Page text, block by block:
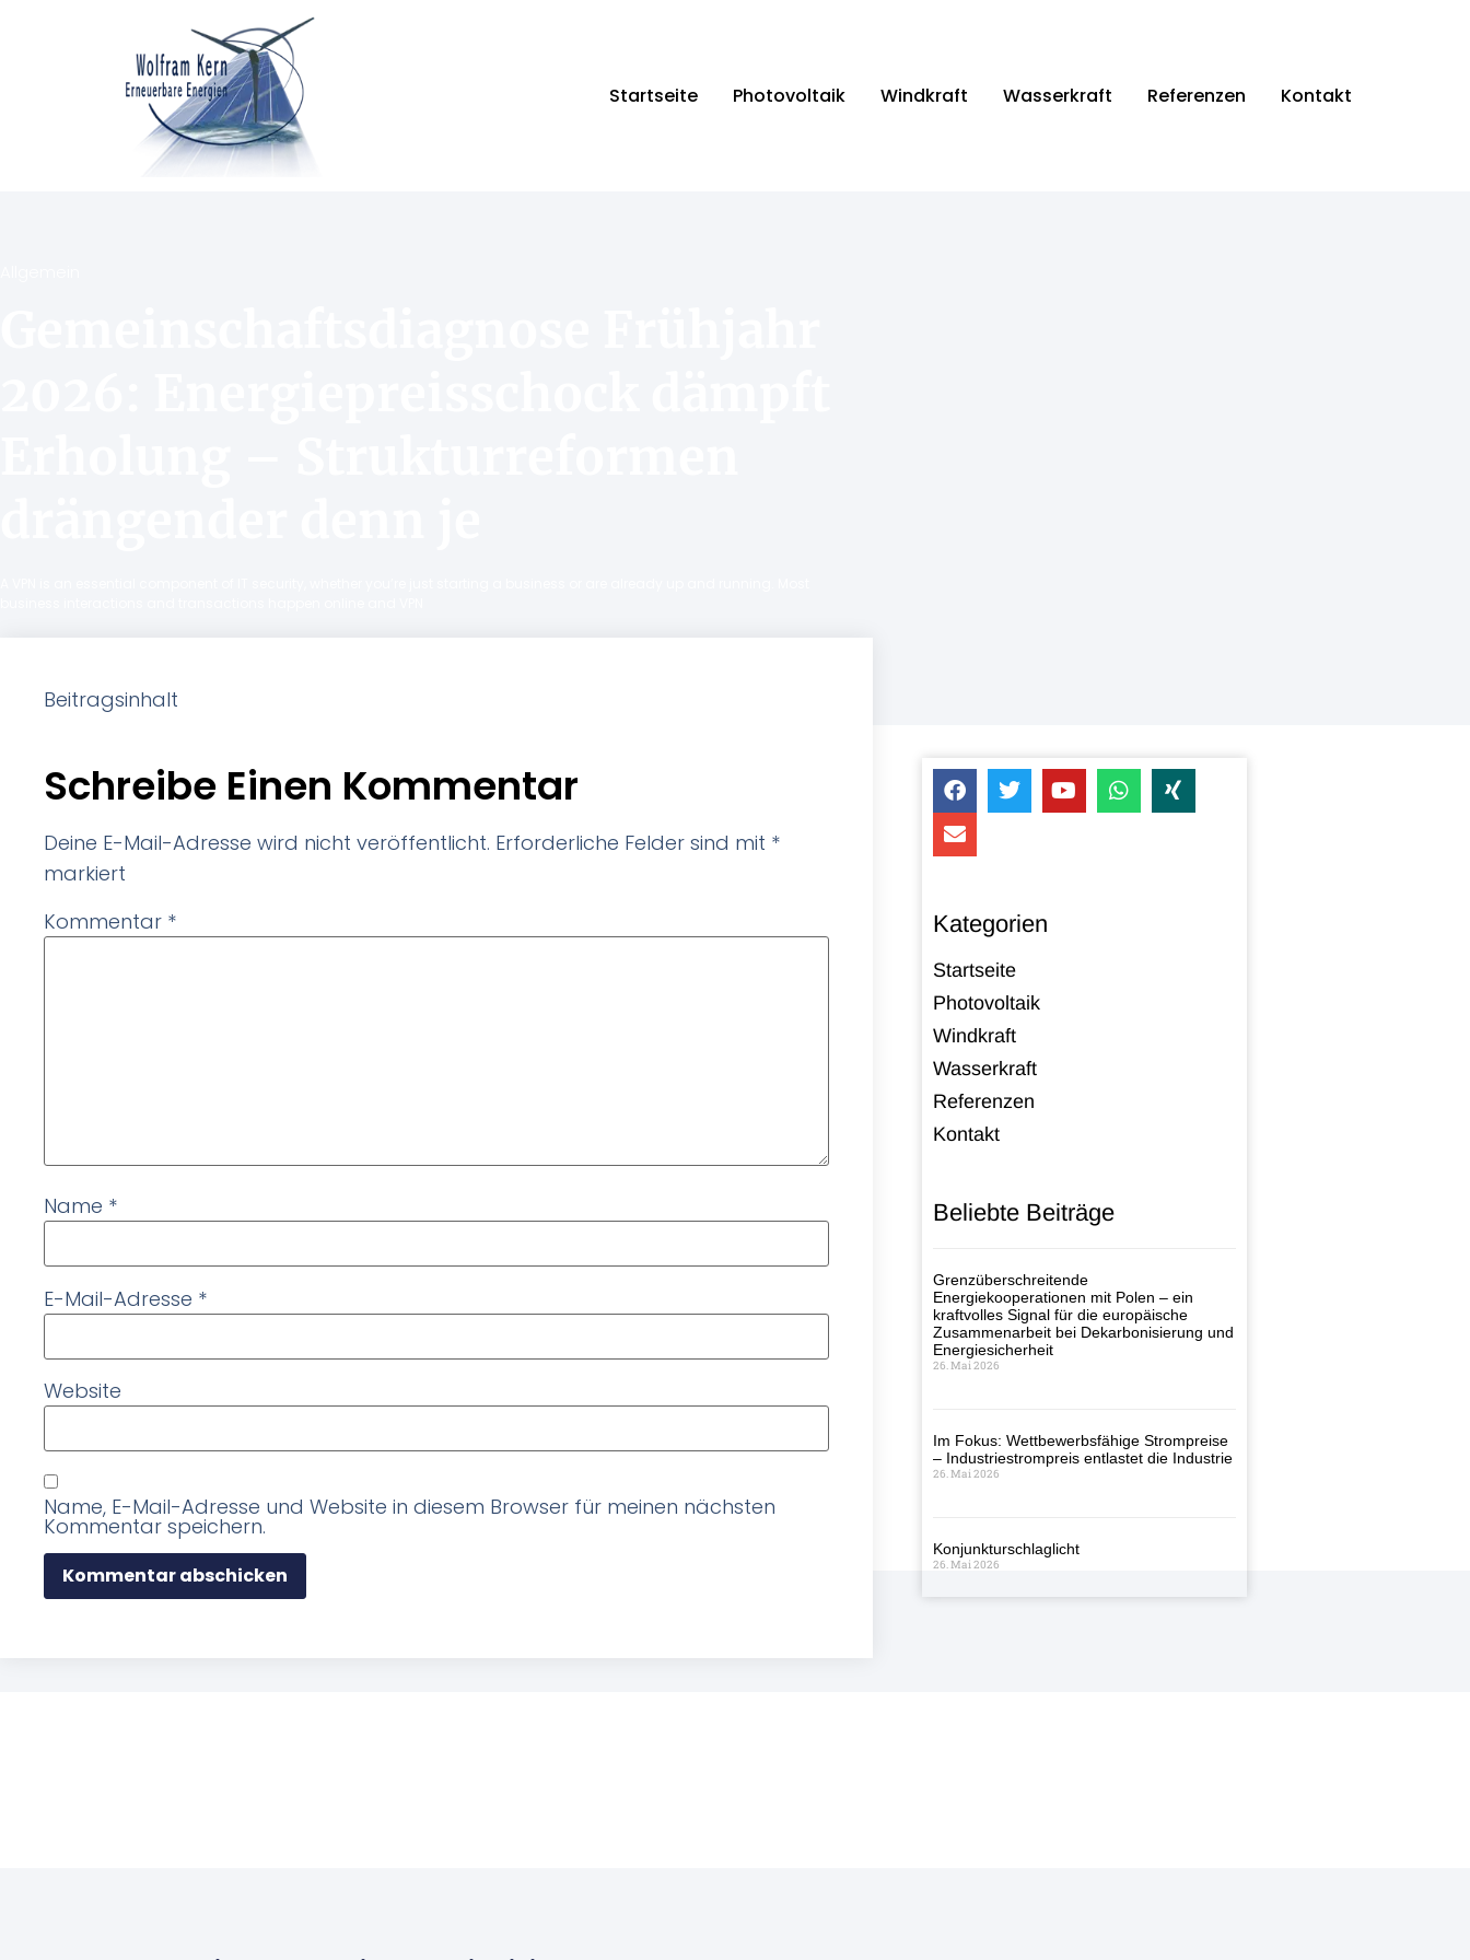
Startseite Photovoltaik Windkraft Wasserkraft Referenzen Kontakt
Beitragsinhalt
Schreibe Einen Kommentar
Deine E-Mail-Adresse wird nicht veröffentlicht. Erforderliche Felder sind mit *
markiert
Kommentar *
Name *
E-Mail-Adresse *
Website
Name, E-Mail-Adresse und Website in diesem Browser für meinen nächsten
Kommentar speichern.
Kategorien
Startseite
Photovoltaik
Windkraft
Wasserkraft
Referenzen
Kontakt
Beliebte Beiträge
Grenzüberschreitende
Energiekooperationen mit Polen – ein
kraftvolles Signal für die europäische
Zusammenarbeit bei Dekarbonisierung und
Energiesicherheit
26. Mai 2026
Im Fokus: Wettbewerbsfähige Strompreise
– Industriestrompreis entlastet die Industrie
26. Mai 2026
Konjunkturschlaglicht
26. Mai 2026